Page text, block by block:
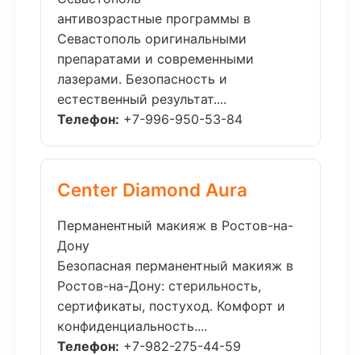
антивозрастные программы в
Севастополь оригинальными
препаратами и современными
лазерами. Безопасность и
естественный результат....
Телефон: +7-996-950-53-84
Center Diamond Aura
Перманентный макияж в Ростов-на-
Дону
Безопасная перманентный макияж в
Ростов-на-Дону: стерильность,
сертификаты, постуход. Комфорт и
конфиденциальность....
Телефон: +7-982-275-44-59